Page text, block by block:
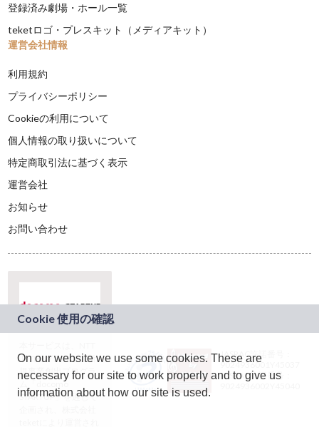
登録済み劇場・ホール一覧
teketロゴ・プレスキット（メディアキット）
運営会社情報
利用規約
プライバシーポリシー
Cookieの利用について
個人情報の取り扱いについて
特定商取引法に基づく表示
運営会社
お知らせ
お問い合わせ
ドコモグループの新
規事業創出プログラ
ム「docomo
STARTUP」を通じて
JASRAC許諾番号：
9024936001Y45037
JASRAC許諾番号：
On our website we use some cookies. These are
necessary for our site to work properly and to give us
information about how our site is used.